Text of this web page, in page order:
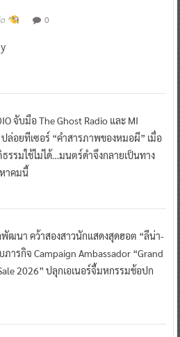
^ 0
จับมือ The Ghost Radio และ MI
ปล่อยทีเซอร์ “คำสารภาพของหมอผี” เมื่อ
รรมใช้ไม่ได้…มนตร์ดำจึงกลายเป็นทาง
าคมนี้
พัฒนา คว้าสองสาวนักแสดงสุดฮอต “ลีน่า-
ภารกิจ Campaign Ambassador “Grand
2026” ปลุกเอเนอร์จี้มหกรรมช้อปก